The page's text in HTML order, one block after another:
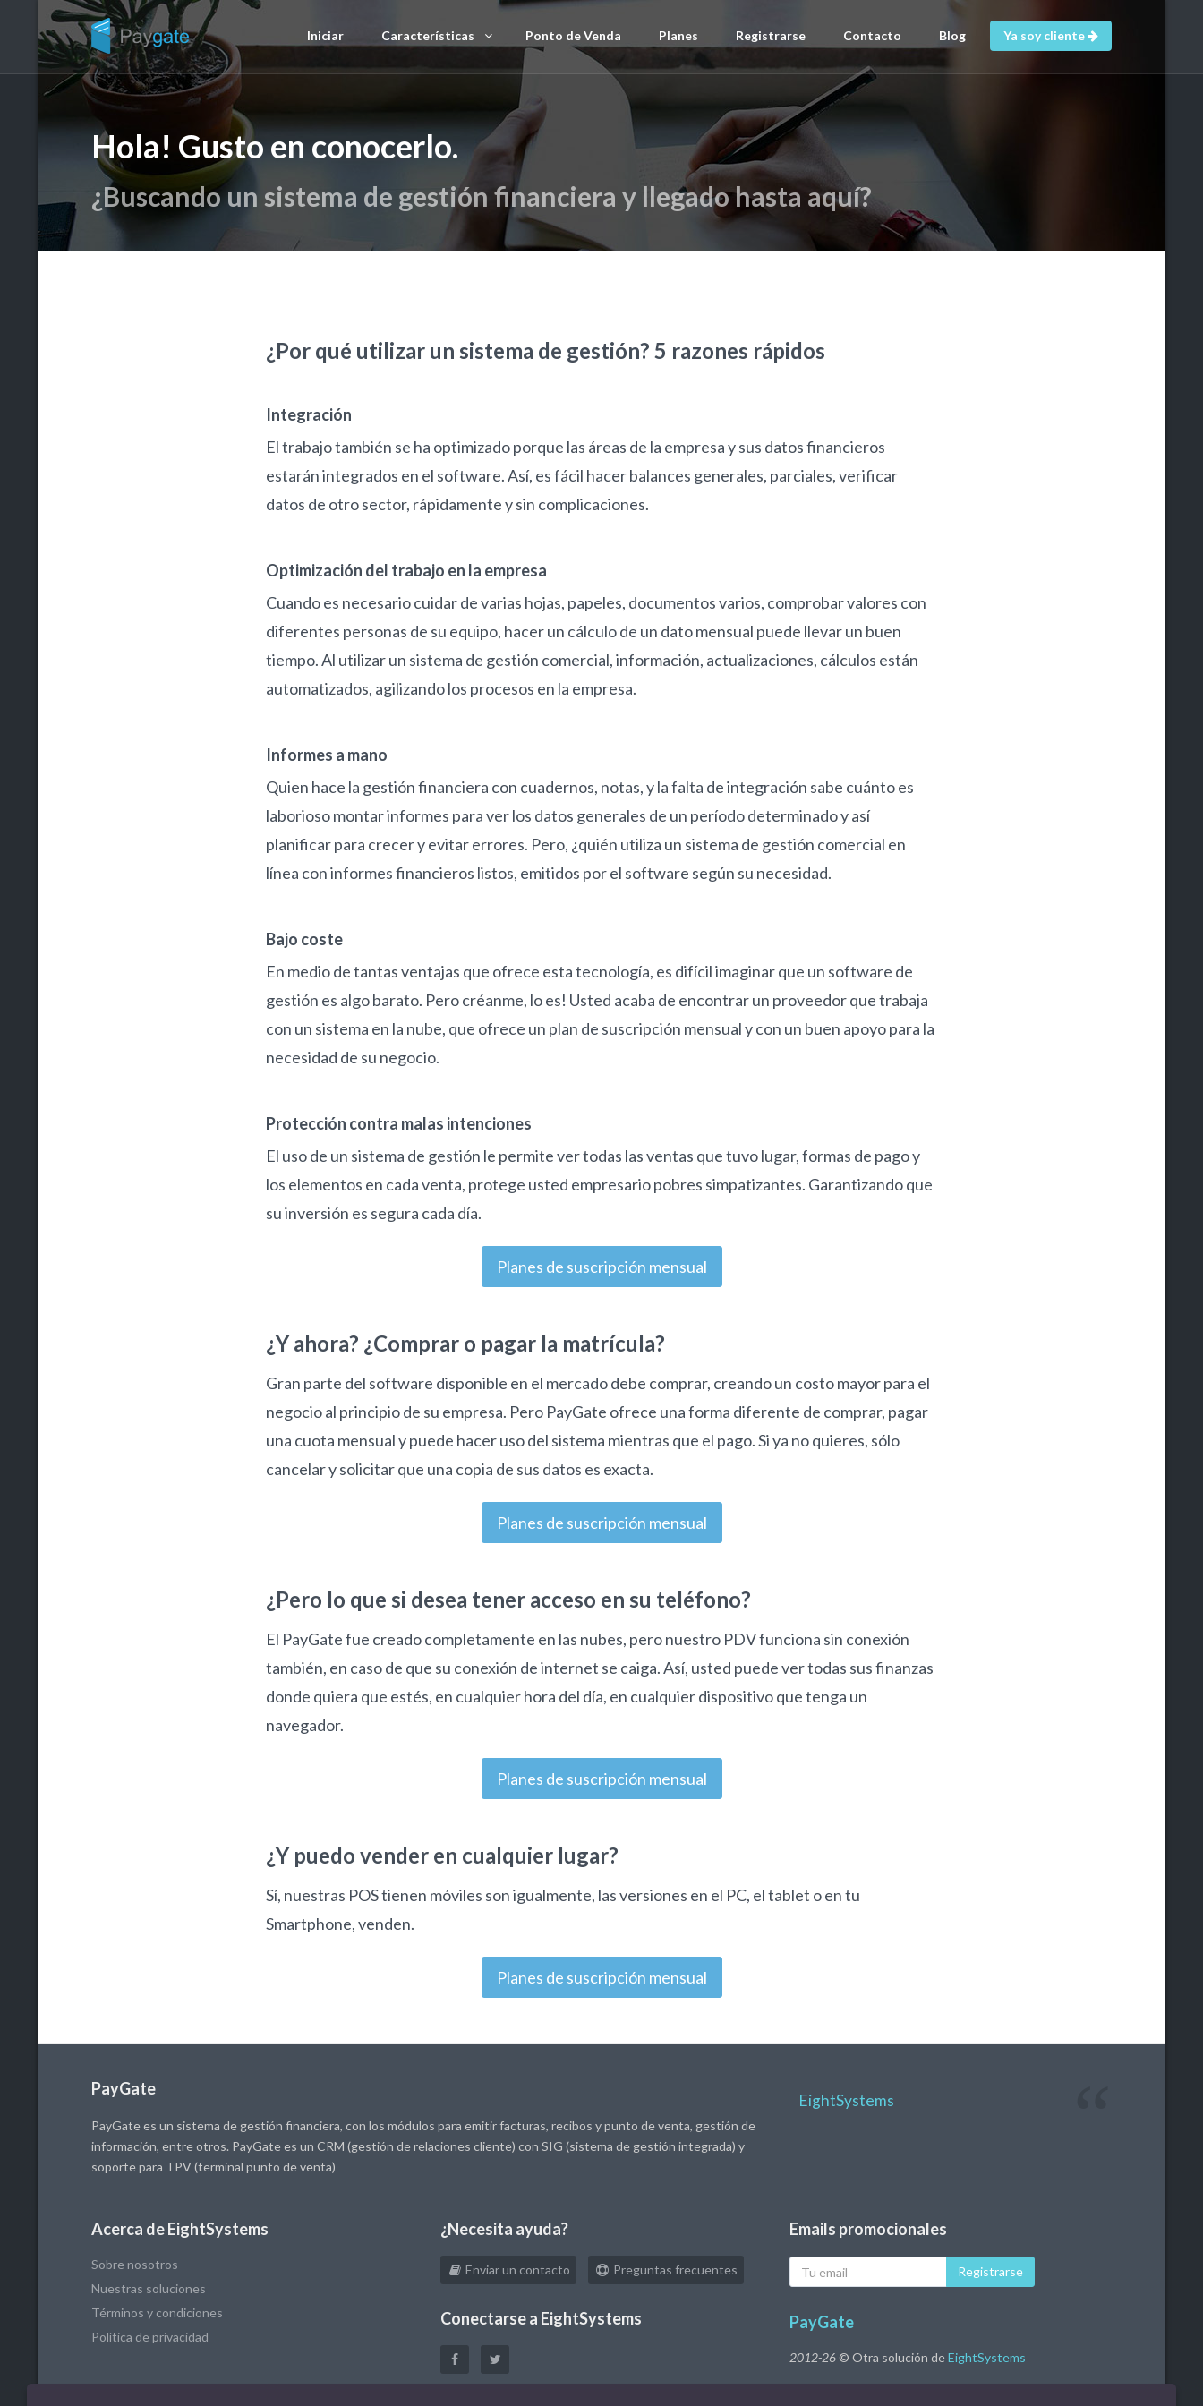
Iniciar Características Ponto de Venda Planes Registrarse Contacto Blog Ya soy cliente
Hola! Gusto en conocerlo.
¿Buscando un sistema de gestión financiera y llegado hasta aquí?
¿Por qué utilizar un sistema de gestión? 5 razones rápidos
Integración
El trabajo también se ha optimizado porque las áreas de la empresa y sus datos financieros
estarán integrados en el software. Así, es fácil hacer balances generales, parciales, verificar
datos de otro sector, rápidamente y sin complicaciones.
Optimización del trabajo en la empresa
Cuando es necesario cuidar de varias hojas, papeles, documentos varios, comprobar valores con
diferentes personas de su equipo, hacer un cálculo de un dato mensual puede llevar un buen
tiempo. Al utilizar un sistema de gestión comercial, información, actualizaciones, cálculos están
automatizados, agilizando los procesos en la empresa.
Informes a mano
Quien hace la gestión financiera con cuadernos, notas, y la falta de integración sabe cuánto es
laborioso montar informes para ver los datos generales de un período determinado y así
planificar para crecer y evitar errores. Pero, ¿quién utiliza un sistema de gestión comercial en
línea con informes financieros listos, emitidos por el software según su necesidad.
Bajo coste
En medio de tantas ventajas que ofrece esta tecnología, es difícil imaginar que un software de
gestión es algo barato. Pero créanme, lo es! Usted acaba de encontrar un proveedor que trabaja
con un sistema en la nube, que ofrece un plan de suscripción mensual y con un buen apoyo para la
necesidad de su negocio.
Protección contra malas intenciones
El uso de un sistema de gestión le permite ver todas las ventas que tuvo lugar, formas de pago y
los elementos en cada venta, protege usted empresario pobres simpatizantes. Garantizando que
su inversión es segura cada día.
Planes de suscripción mensual
¿Y ahora? ¿Comprar o pagar la matrícula?
Gran parte del software disponible en el mercado debe comprar, creando un costo mayor para el
negocio al principio de su empresa. Pero PayGate ofrece una forma diferente de comprar, pagar
una cuota mensual y puede hacer uso del sistema mientras que el pago. Si ya no quieres, sólo
cancelar y solicitar que una copia de sus datos es exacta.
Planes de suscripción mensual
¿Pero lo que si desea tener acceso en su teléfono?
El PayGate fue creado completamente en las nubes, pero nuestro PDV funciona sin conexión
también, en caso de que su conexión de internet se caiga. Así, usted puede ver todas sus finanzas
donde quiera que estés, en cualquier hora del día, en cualquier dispositivo que tenga un
navegador.
Planes de suscripción mensual
¿Y puedo vender en cualquier lugar?
Sí, nuestras POS tienen móviles son igualmente, las versiones en el PC, el tablet o en tu
Smartphone, venden.
Planes de suscripción mensual
PayGate
PayGate es un sistema de gestión financiera, con los módulos para emitir facturas, recibos y punto de venta, gestión de
información, entre otros. PayGate es un CRM (gestión de relaciones cliente) con SIG (sistema de gestión integrada) y
soporte para TPV (terminal punto de venta)
EightSystems
Acerca de EightSystems
Sobre nosotros
Nuestras soluciones
Términos y condiciones
Política de privacidad
¿Necesita ayuda?
Enviar un contacto Preguntas frecuentes
Conectarse a EightSystems
Emails promocionales
Tu
eMail
Registrarse
PayGate
2012-26 © Otra solución deEightSystems